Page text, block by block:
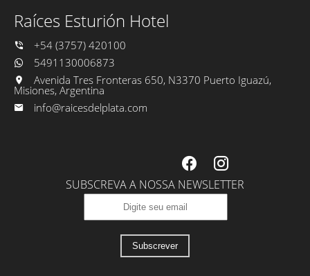
Raíces Esturión Hotel
+54 (3757) 420100
5491130006873
Avenida Tres Fronteras 650, N3370 Puerto Iguazú,
Misiones, Argentina
info@raicesdelplata.com
SUBSCREVA A NOSSA NEWSLETTER
Subscrever